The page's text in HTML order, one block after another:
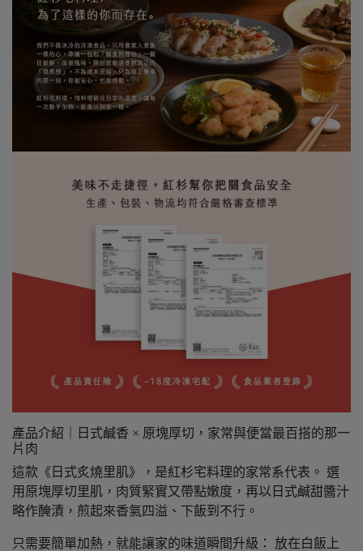
產品介紹｜日式鹹香 × 原塊厚切，家常與便當最百搭的那一
片肉
這款《日式炙燒里肌》，是紅杉宅料理的家常系代表。 選
用原塊厚切里肌，肉質緊實又帶點嫩度，再以日式鹹甜醬汁
略作醃漬，煎起來香氣四溢、下飯到不行。
只需要簡單加熱，就能讓家的味道瞬間升級： 放在白飯上